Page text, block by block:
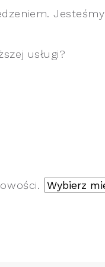
Jesteśmy
usługi?